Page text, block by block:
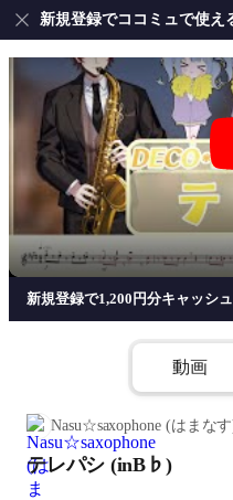
新規登録でココミュで使え
新規登録で1,200円分キャッシ
動画
Nasu☆saxophone (はまな
テレパシ (inB♭)